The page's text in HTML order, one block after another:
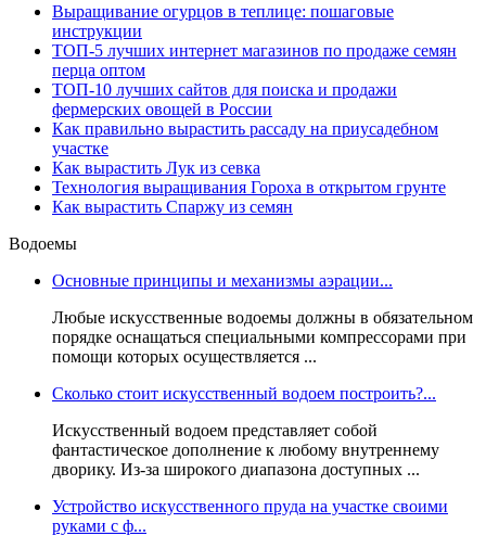
Выращивание огурцов в теплице: пошаговые
инструкции
ТОП-5 лучших интернет магазинов по продаже семян
перца оптом
ТОП-10 лучших сайтов для поиска и продажи
фермерских овощей в России
Как правильно вырастить рассаду на приусадебном
участке
Как вырастить Лук из севка
Технология выращивания Гороха в открытом грунте
Как вырастить Спаржу из семян
Водоемы
Основные принципы и механизмы аэрации...
Любые искусственные водоемы должны в обязательном
порядке оснащаться специальными компрессорами при
помощи которых осуществляется ...
Сколько стоит искусственный водоем построить?...
Искусственный водоем представляет собой
фантастическое дополнение к любому внутреннему
дворику. Из-за широкого диапазона доступных ...
Устройство искусственного пруда на участке своими
руками с ф...